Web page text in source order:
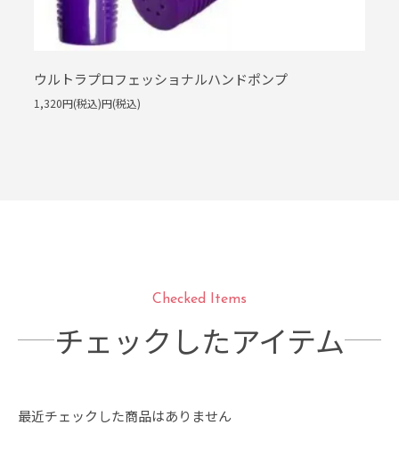
ウルトラプロフェッショナルハンドポンプ
1,320円(税込)円(税込)
Checked Items
チェックしたアイテム
最近チェックした商品はありません